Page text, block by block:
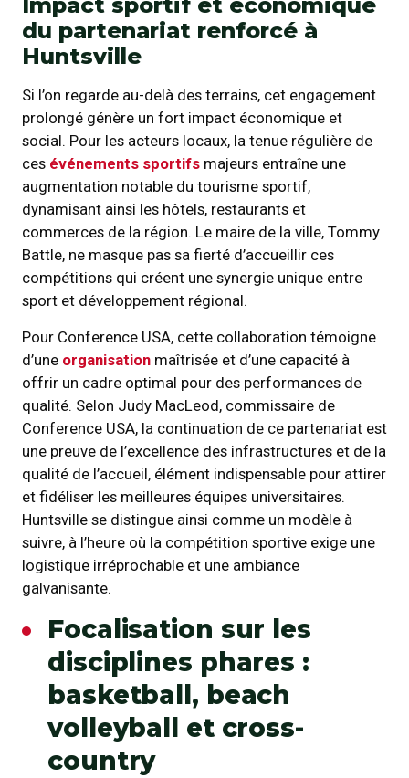
Impact sportif et économique
du partenariat renforcé à
Huntsville
Si l’on regarde au-delà des terrains, cet engagement
prolongé génère un fort impact économique et
social. Pour les acteurs locaux, la tenue régulière de
ces événements sportifs majeurs entraîne une
augmentation notable du tourisme sportif,
dynamisant ainsi les hôtels, restaurants et
commerces de la région. Le maire de la ville, Tommy
Battle, ne masque pas sa fierté d’accueillir ces
compétitions qui créent une synergie unique entre
sport et développement régional.
Pour Conference USA, cette collaboration témoigne
d’une organisation maîtrisée et d’une capacité à
offrir un cadre optimal pour des performances de
qualité. Selon Judy MacLeod, commissaire de
Conference USA, la continuation de ce partenariat est
une preuve de l’excellence des infrastructures et de la
qualité de l’accueil, élément indispensable pour attirer
et fidéliser les meilleures équipes universitaires.
Huntsville se distingue ainsi comme un modèle à
suivre, à l’heure où la compétition sportive exige une
logistique irréprochable et une ambiance
galvanisante.
Focalisation sur les
disciplines phares :
basketball, beach
volleyball et cross-
country